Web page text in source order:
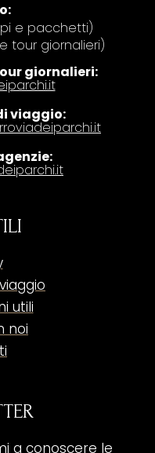
e pacchetti)
tour giornalieri)
giornalieri:
viaggio:
utili
noi
a conoscere le